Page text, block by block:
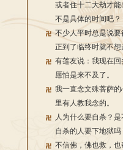
或者住十二大劫才
不是具体的时间吧？
不少人平时总是说
正到了临终时就不想
有莲友说：我现在
愿怕是来不及了。
我一直念文殊菩萨
里有人教我念的。
人为什么要自杀？是
自杀的人要下地狱吗
不信佛，佛也救，也